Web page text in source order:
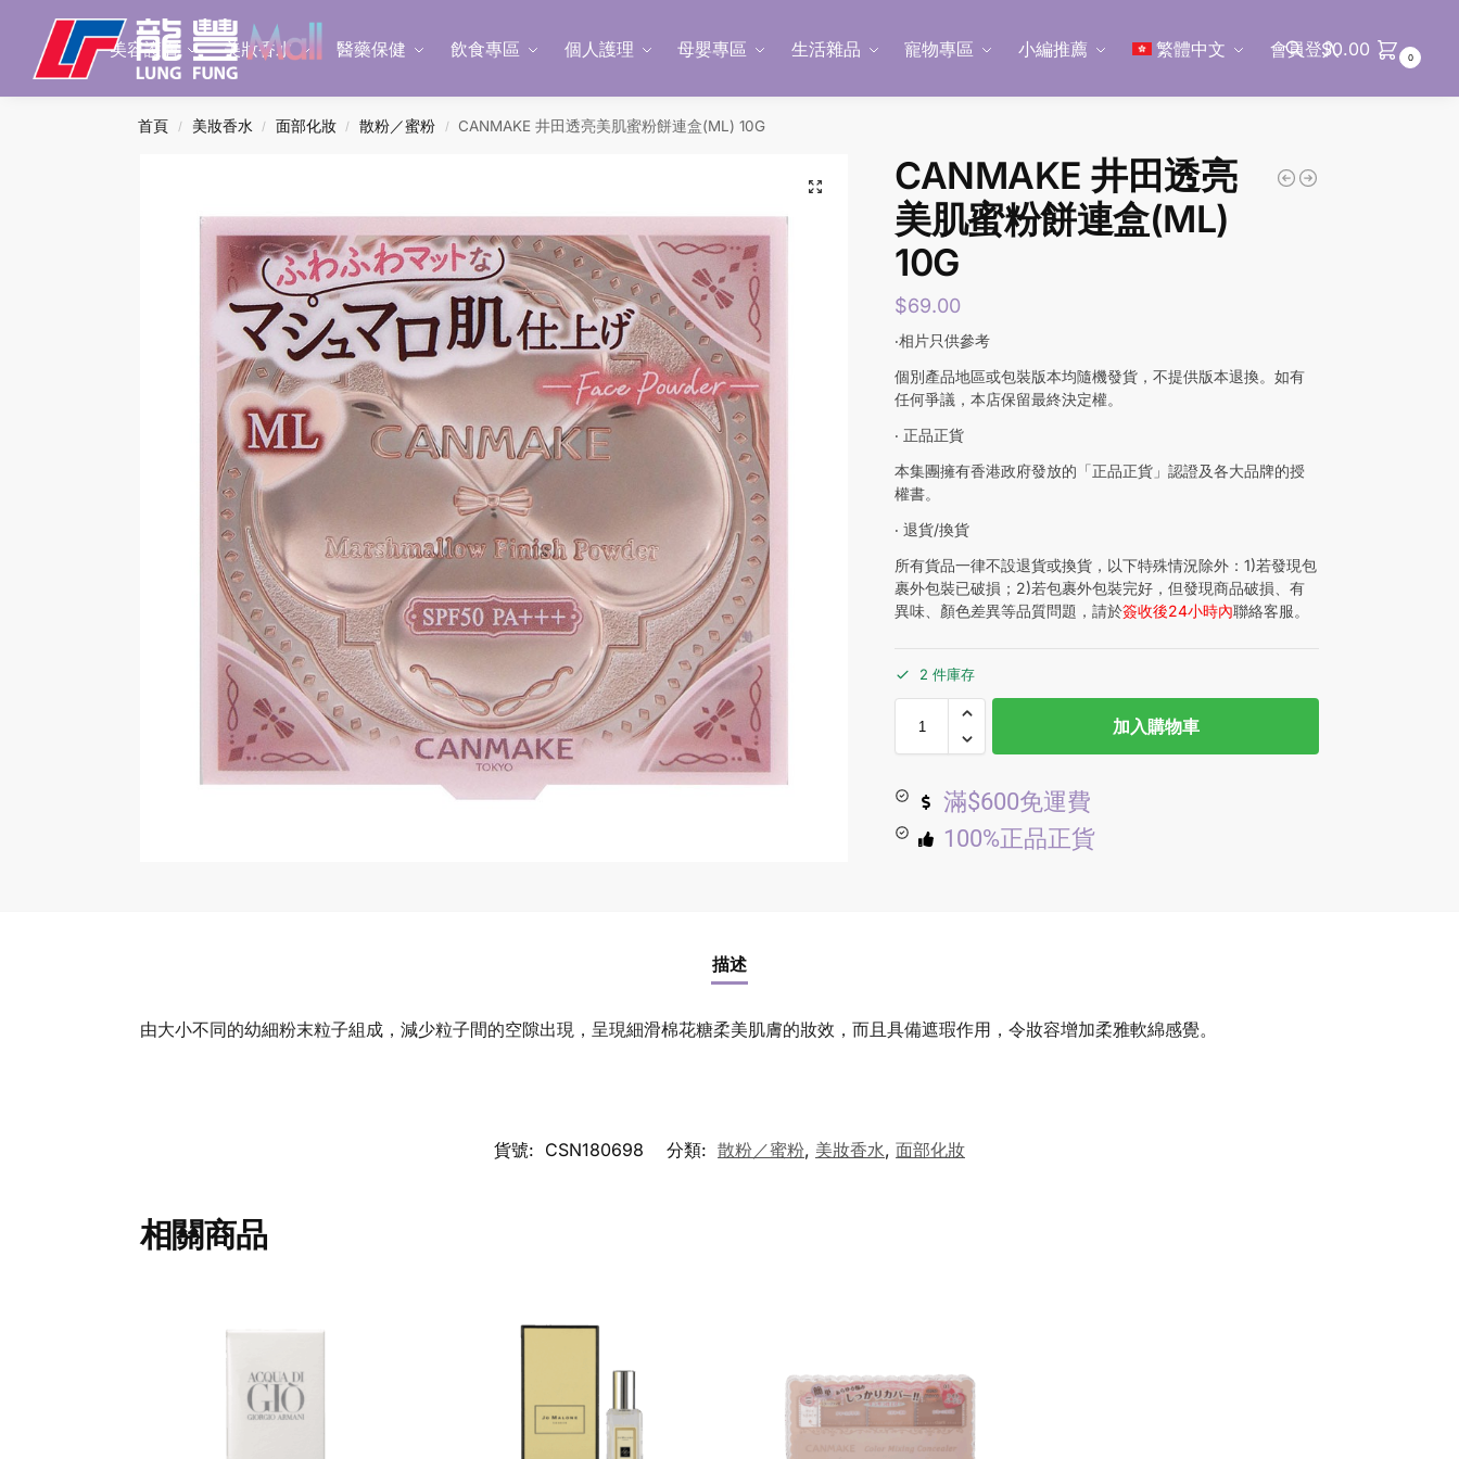
美容護膚 美妝香水 醫藥保健 飲食專區 個人護理 母嬰專區 生活雜品 寵物專區 小編推薦 繁體中文 會員登入
Search
$0.00 0
首頁 / 美妝香水 / 面部化妝 / 散粉／蜜粉 / CANMAKE 井田透亮美肌蜜粉餅連盒(ML) 10G
CANMAKE 井田透亮
美肌蜜粉餅連盒(ML)
10G
$69.00
‧相片只供參考
個別產品地區或包裝版本均隨機發貨，不提供版本退換。如有
任何爭議，本店保留最終決定權。
‧ 正品正貨
本集團擁有香港政府發放的「正品正貨」認證及各大品牌的授
權書。
‧ 退貨/換貨
所有貨品一律不設退貨或換貨，以下特殊情況除外：1)若發現包
裹外包裝已破損；2)若包裹外包裝完好，但發現商品破損、有
異味、顏色差異等品質問題，請於簽收後24小時內聯絡客服。
2 件庫存
加入購物車
滿$600免運費
100%正品正貨
描述
由大小不同的幼細粉末粒子組成，減少粒子間的空隙出現，呈現細滑棉花糖柔美肌膚的妝效，而且具備遮瑕作用，令妝容增加柔雅軟綿感覺。
貨號: CSN180698 分類: 散粉／蜜粉, 美妝香水, 面部化妝
相關商品